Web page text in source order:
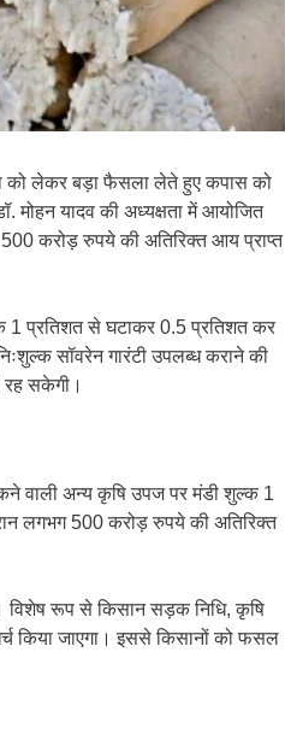
को लेकर बड़ा फैसला लेते हुए कपास को
यादव की अध्यक्षता में आयोजित
करोड़ रुपये की अतिरिक्त आय प्राप्त
1 प्रतिशत से घटाकर 0.5 प्रतिशत कर
सॉवरेन गारंटी उपलब्ध कराने की
रह सकेगी।
वाली अन्य कृषि उपज पर मंडी शुल्क 1
लगभग 500 करोड़ रुपये की अतिरिक्त
विशेष रूप से किसान सड़क निधि, कृषि
किया जाएगा। इससे किसानों को फसल